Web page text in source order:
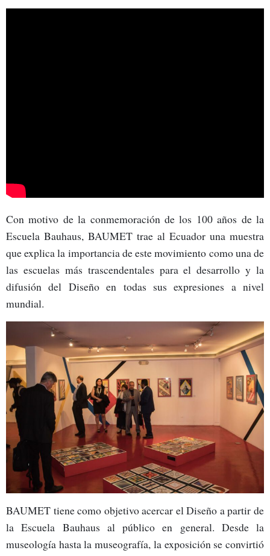
Con motivo de la conmemoración de los 100 años de la
Escuela Bauhaus, BAUMET trae al Ecuador una muestra
que explica la importancia de este movimiento como una de
las escuelas más trascendentales para el desarrollo y la
difusión del Diseño en todas sus expresiones a nivel
mundial.
BAUMET tiene como objetivo acercar el Diseño a partir de
la Escuela Bauhaus al público en general. Desde la
museología hasta la museografía, la exposición se convirtió